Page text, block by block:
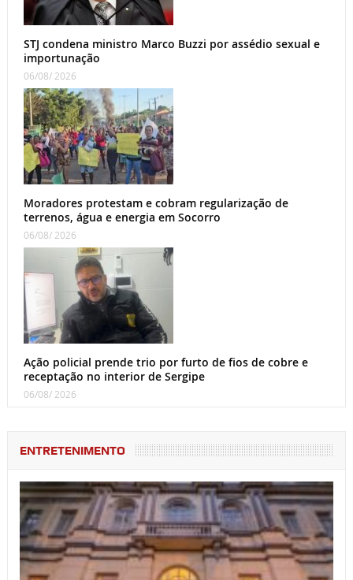
STJ condena ministro Marco Buzzi por assédio sexual e
importunação
06/08/ 2026
Moradores protestam e cobram regularização de
terrenos, água e energia em Socorro
06/08/ 2026
Ação policial prende trio por furto de fios de cobre e
receptação no interior de Sergipe
06/08/ 2026
ENTRETENIMENTO